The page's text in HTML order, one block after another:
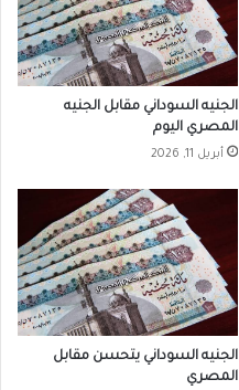
الجنيه السوداني مقابل الجنيه
المصري اليوم
أبريل 11, 2026
الجنيه السوداني يتحسن مقابل
المصري